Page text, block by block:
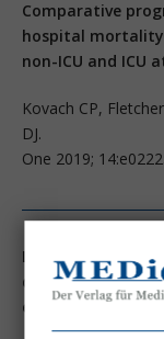
Comparative
hospital
non-ICU and ICU
Kovach CP,
One 2019;
Low Accuracy of
day mortality in
early period after